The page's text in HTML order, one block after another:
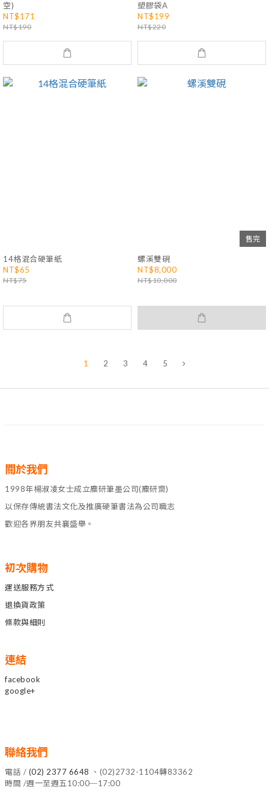
空)
NT$171
NT$190
塑膠袋A
NT$199
NT$220
14格混合硬筆紙
NT$65
NT$75
售完
螺溪雙硯
NT$8,000
NT$10,000
1 2 3 4 5
關於我們
1998年楊淑凌女士成立麋研筆墨公司(麋研齋)
以保存傳統書法文化及推廣硬筆書法為公司職志
歡迎各界朋友共襄盛舉。
初次購物
運送服務方式
退換貨政策
條款與細則
連結
facebook
google+
聯絡我們
電話 / (02) 2377 6648
、(02)2732-1104轉83362
時間 /週一至週五10:00─17:00